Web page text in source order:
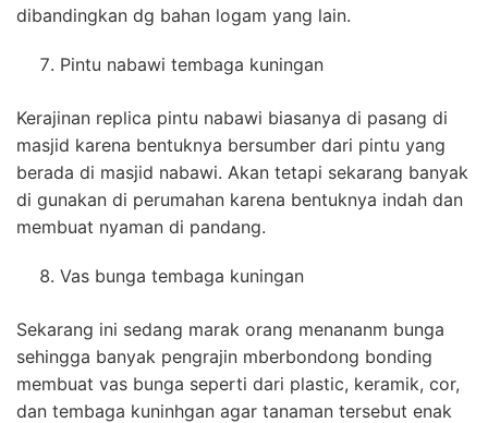
dibandingkan dg bahan logam yang lain.
Pintu nabawi tembaga kuningan
Kerajinan replica pintu nabawi biasanya di pasang di
masjid karena bentuknya bersumber dari pintu yang
berada di masjid nabawi. Akan tetapi sekarang banyak
di gunakan di perumahan karena bentuknya indah dan
membuat nyaman di pandang.
Vas bunga tembaga kuningan
Sekarang ini sedang marak orang menananm bunga
sehingga banyak pengrajin mberbondong bonding
membuat vas bunga seperti dari plastic, keramik, cor,
dan tembaga kuninhgan agar tanaman tersebut enak